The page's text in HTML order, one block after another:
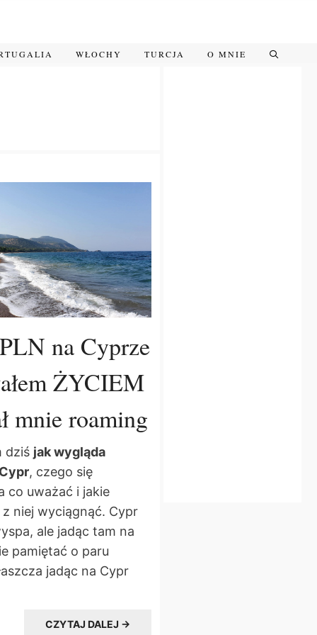
WŁOCHY TURCJA O MNIE
na Cyprze
ŻYCIEM
mnie roaming
dziś jak wygląda
, czego się
co uważać i jakie
niej wyciągnąć. Cypr
ale jadąc tam na
pamiętać o paru
jadąc na Cypr
CZYTAJ DALEJ →